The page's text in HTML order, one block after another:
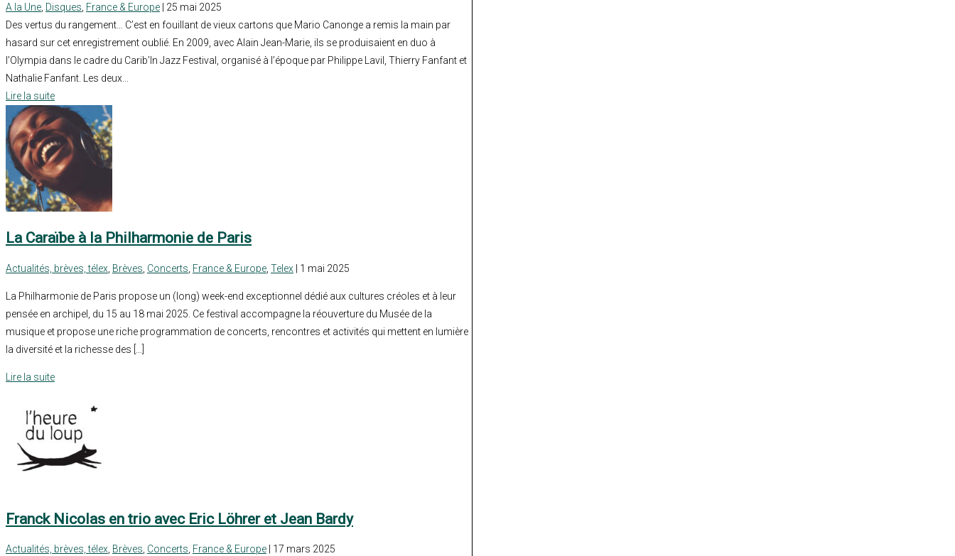
A la Une Disques France & Europe | 25 mai 2025
Des vertus du rangement… C’est en fouillant de vieux cartons que Mario Canonge a remis la main par
hasard sur cet enregistrement oublié. En 2009, avec Alain Jean-Marie, ils se produisaient en duo à
l’Olympia dans le cadre du Carib’In Jazz Festival, organisé à l’époque par Philippe Lavil, Thierry Fanfant et
Nathalie Fanfant. Les deux...
Lire la suite
La Caraïbe à la Philharmonie de Paris
Actualités, brèves, télex Brèves Concerts France & Europe Telex | 1 mai 2025
La Philharmonie de Paris propose un (long) week-end exceptionnel dédié aux cultures créoles et à leur
pensée en archipel, du 15 au 18 mai 2025. Ce festival accompagne la réouverture du Musée de la
musique et propose une riche programmation de concerts, rencontres et activités qui mettent en lumière
la diversité et la richesse des […]
Lire la suite
Franck Nicolas en trio avec Eric Löhrer et Jean Bardy
Actualités, brèves, télex, Brèves, Concerts, France & Europe | 17 mars 2025